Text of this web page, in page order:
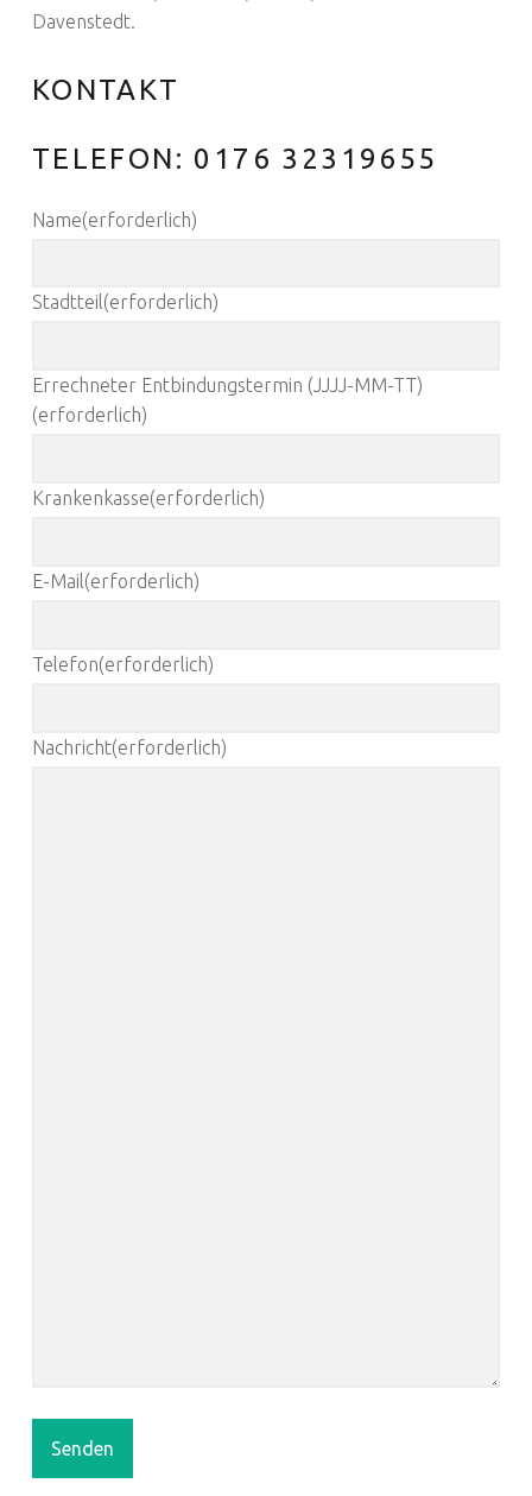
Davenstedt.
KONTAKT
TELEFON: 0176 32319655
Name(erforderlich)
Stadtteil(erforderlich)
Errechneter Entbindungstermin (JJJJ-MM-TT)
(erforderlich)
Krankenkasse(erforderlich)
E-Mail(erforderlich)
Telefon(erforderlich)
Nachricht(erforderlich)
Senden